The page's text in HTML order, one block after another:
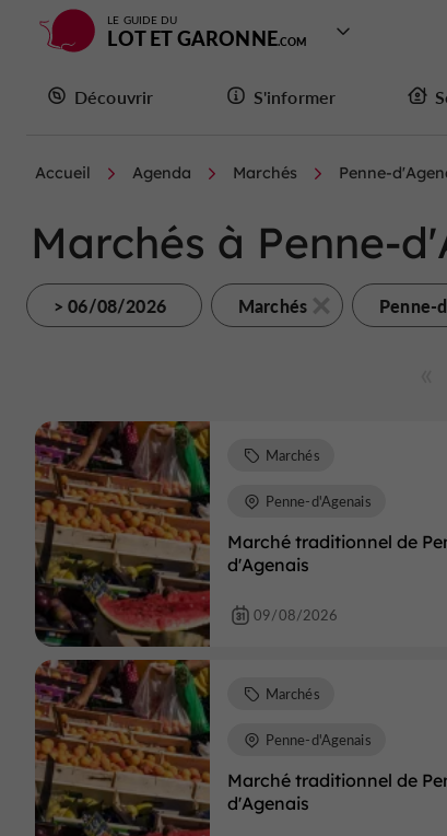
LE GUIDE DU
LOT ET GARONNE
Découvrir S'informer
Accueil Agenda Marchés Penne-
Marchés à Penne-
> 06/08/2026 Marchés Penne-
Marché traditionnel de
d'Agenais
Marchés
Penne-d'Agenais
09/08/2026
Marché traditionnel de
d'Agenais
Marchés
Penne-d'Agenais